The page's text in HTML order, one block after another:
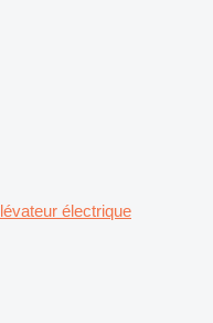
électrique